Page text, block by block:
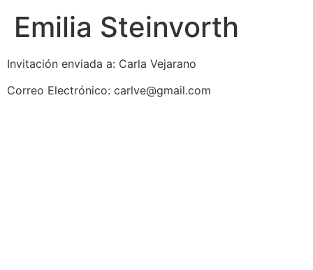
Emilia Steinvorth
Invitación enviada a: Carla Vejarano
Correo Electrónico: carlve@gmail.com